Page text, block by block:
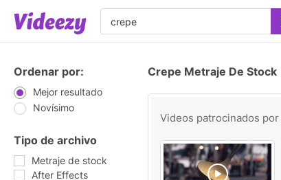
Ordenar por:
Mejor resultado
Novísimo
Tipo de archivo
Metraje de stock
After Effects
Crepe Metraje De Stock
Videos patrocinados por